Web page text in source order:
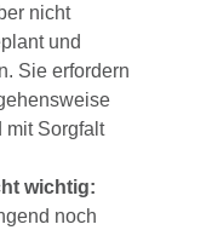
nicht
und
Sie erfordern
mit Sorgfalt
wichtig:
noch